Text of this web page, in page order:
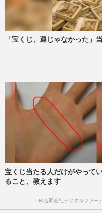
「宝くじ、運じゃなかった」
宝くじ当たる人だけがやってい
ること、教えます
PR(合同会社デジタルファー